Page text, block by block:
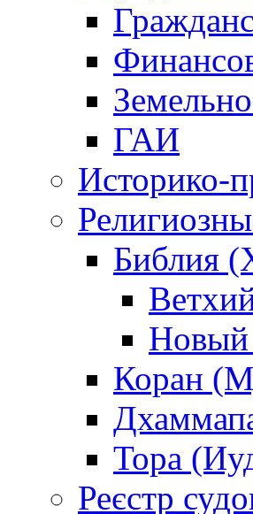
ГАИ
Историко-
Библия
Новый
Коран
Тора
Реєстр